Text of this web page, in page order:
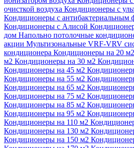
очисткой воздуха Кондиционеры с
Кондиционеры с антибактериальным
Кондиционеры с Алисой
дом Напольно потолочные
акции Мультизональные VRF-VRV
кондиционера Кондиционеры на 20 м2
м2 Кондиционеры на 30 м2
Кондиционеры на 45 м2
Кондиционеры на 55 м2
Кондиционеры на 65 м2
Кондиционеры на 75 м2
Кондиционеры на 85 м2
Кондиционеры на 95 м2
Кондиционеры на 110 м2
Кондиционеры на 130 м2
Кондиционеры на 150 м2